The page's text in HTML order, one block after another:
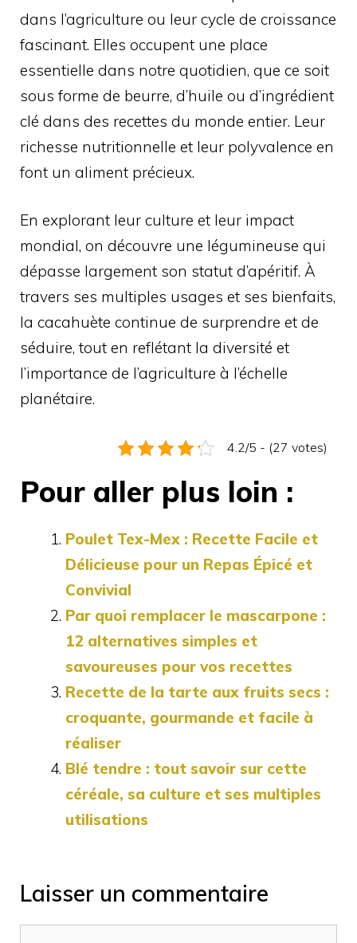
dans l’agriculture ou leur cycle de croissance
fascinant. Elles occupent une place
essentielle dans notre quotidien, que ce soit
sous forme de beurre, d’huile ou d’ingrédient
clé dans des recettes du monde entier. Leur
richesse nutritionnelle et leur polyvalence en
font un aliment précieux.
En explorant leur culture et leur impact
mondial, on découvre une légumineuse qui
dépasse largement son statut d’apéritif. À
travers ses multiples usages et ses bienfaits,
la cacahuète continue de surprendre et de
séduire, tout en reflétant la diversité et
l’importance de l’agriculture à l’échelle
planétaire.
4.2/5 - (27 votes)
Pour aller plus loin :
Poulet Tex-Mex : Recette Facile et
Délicieuse pour un Repas Épicé et
Convivial
Par quoi remplacer le mascarpone :
12 alternatives simples et
savoureuses pour vos recettes
Recette de la tarte aux fruits secs :
croquante, gourmande et facile à
réaliser
Blé tendre : tout savoir sur cette
céréale, sa culture et ses multiples
utilisations
Laisser un commentaire